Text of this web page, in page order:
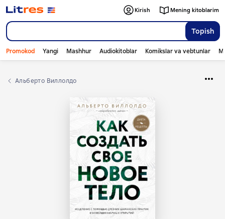
Topish
Kirish Mening kitoblarim
Promokod Yangi Mashhur Audiokitoblar Komikslar va vebtunlar
Альберто Виллолдо